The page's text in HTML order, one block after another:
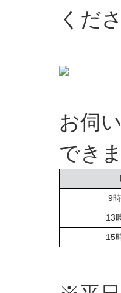
くだ
お伺
できま
9
13
15